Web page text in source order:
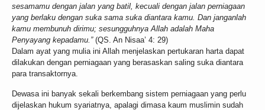
sesamamu dengan jalan yang batil, kecuali dengan jalan perniagaan
yang berlaku dengan suka sama suka diantara kamu. Dan janganlah
kamu membunuh dirimu; sesungguhnya Allah adalah Maha
Penyayang kepadamu. ” (QS. An Nisaa’ 4: 29)
Dalam ayat yang mulia ini Allah menjelaskan pertukaran harta dapat
dilakukan dengan perniagaan yang berasaskan saling suka diantara
para transaktornya.
Dewasa ini banyak sekali berkembang sistem perniagaan yang perlu
dijelaskan hukum syariatnya, apalagi dimasa kaum muslimin sudah